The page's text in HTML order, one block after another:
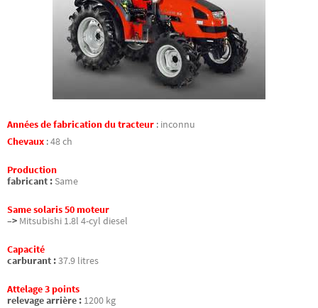
Années de fabrication du tracteur : inconnu
Chevaux :48 ch
Production
fabricant : Same
Same solaris 50 moteur
–> Mitsubishi 1.8l 4-cyl diesel
Capacité
carburant :37.9 litres
Attelage 3 points
relevage arrière : 1200 kg